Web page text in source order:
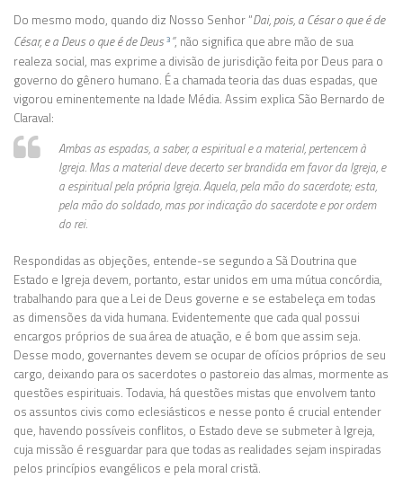
Do mesmo modo, quando diz Nosso Senhor “Dai, pois, a César o que é de
César, e a Deus o que é de Deus3 ”, não significa que abre mão de sua
realeza social, mas exprime a divisão de jurisdição feita por Deus para o
governo do gênero humano. É a chamada teoria das duas espadas, que
vigorou eminentemente na Idade Média. Assim explica São Bernardo de
Claraval:
Ambas as espadas, a saber, a espiritual e a material, pertencem à
Igreja. Mas a material deve decerto ser brandida em favor da Igreja, e
a espiritual pela própria Igreja. Aquela, pela mão do sacerdote; esta,
pela mão do soldado, mas por indicação do sacerdote e por ordem
do rei.
Respondidas as objeções, entende-se segundo a Sã Doutrina que
Estado e Igreja devem, portanto, estar unidos em uma mútua concórdia,
trabalhando para que a Lei de Deus governe e se estabeleça em todas
as dimensões da vida humana. Evidentemente que cada qual possui
encargos próprios de sua área de atuação, e é bom que assim seja.
Desse modo, governantes devem se ocupar de ofícios próprios de seu
cargo, deixando para os sacerdotes o pastoreio das almas, mormente as
questões espirituais. Todavia, há questões mistas que envolvem tanto
os assuntos civis como eclesiásticos e nesse ponto é crucial entender
que, havendo possíveis conflitos, o Estado deve se submeter à Igreja,
cuja missão é resguardar para que todas as realidades sejam inspiradas
pelos princípios evangélicos e pela moral cristã.